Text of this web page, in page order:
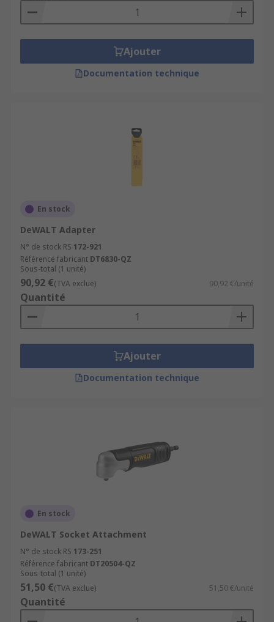
Ajouter
Documentation technique
En stock
DeWALT Adapter
N° de stock RS 172-921
Référence fabricant DT6830-QZ
Sous-total (1 unité)
90,92 €(TVA exclue) 90,92 €/unité
Quantité
Ajouter
Documentation technique
En stock
DeWALT Socket Attachment
N° de stock RS 173-251
Référence fabricant DT20504-QZ
Sous-total (1 unité)
51,50 €(TVA exclue) 51,50 €/unité
Quantité